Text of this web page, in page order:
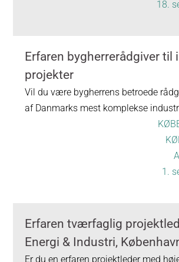
18.
Erfaren bygherrerådgiver til
projekter
Vil du være bygherrens betroede
af Danmarks mest komplekse
1.
Erfaren tværfaglig
Energi & Industri,
Er du en erfaren projektleder med